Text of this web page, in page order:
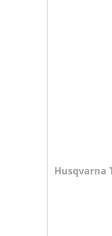
Husqvarna